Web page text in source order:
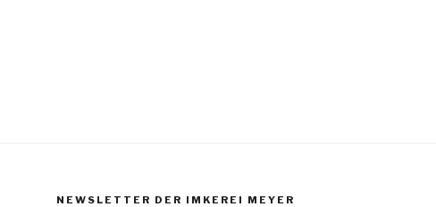
NEWSLETTER DER IMKEREI MEYER